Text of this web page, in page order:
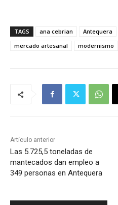
TAGS ana cebrian Antequera
mercado artesanal
modernismo
Artículo anterior
Las 5.725,5 toneladas de
mantecados dan empleo a
349 personas en Antequera